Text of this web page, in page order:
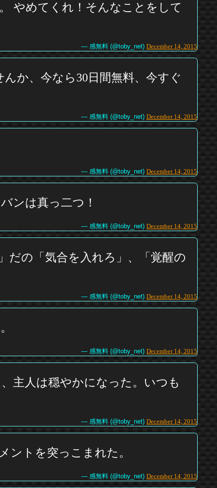
やめてくれ！そんなことをして
— 感無料 (@toby_net) December 14, 2015
か、今なら30日間無料、今すぐ
— 感無料 (@toby_net) December 14, 2015
— 感無料 (@toby_net) December 14, 2015
ンは真っ二つ！
— 感無料 (@toby_net) December 14, 2015
だの「気合を入れろ」、「覚醒の
— 感無料 (@toby_net) December 14, 2015
— 感無料 (@toby_net) December 14, 2015
主人は穏やかになった。いつも
— 感無料 (@toby_net) December 14, 2015
ントを突っこまれた。
— 感無料 (@toby_net) December 14, 2015